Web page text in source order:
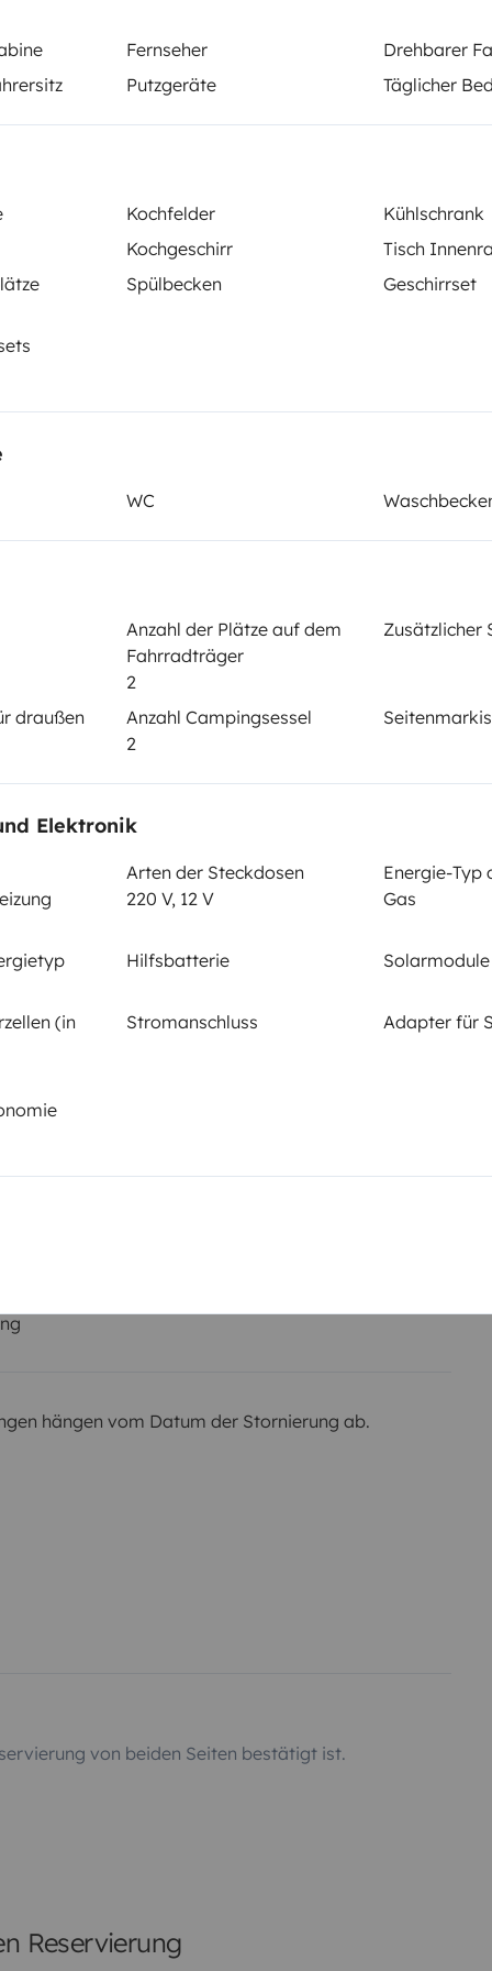
Fernseher
Drehbarer
Putzgeräte Täglicher
Kochfelder
Kühlschrank
Kochgeschirr
Tisch
Spülbecken Geschirrset
WC
Anzahl der Plätze auf dem
Fahrradträger
2
Zusätzlicher
draußen
Anzahl Campingsessel
2
Elektronik
Arten der Steckdosen
220 V, 12 V
Energie-Typ
Gas
Hilfsbatterie Solarmodule
(in
Stromanschluss Adapter für
Kaffeemaschine
Höhe
Rückseite)
km
Kaution
verwaltet,
hängen vom Datum der Stornierung ab.
von beiden Seiten bestätigt ist.
Reservierung